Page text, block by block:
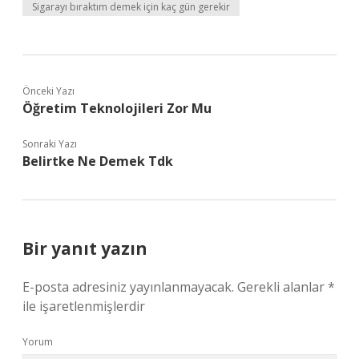
Sigarayı bıraktım demek için kaç gün gerekir
Önceki Yazı
Öğretim Teknolojileri Zor Mu
Sonraki Yazı
Belirtke Ne Demek Tdk
Bir yanıt yazın
E-posta adresiniz yayınlanmayacak. Gerekli alanlar*
ile işaretlenmişlerdir
Yorum